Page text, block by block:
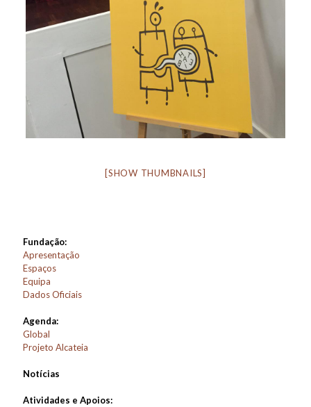
[SHOW THUMBNAILS]
Fundação:
Apresentação
Espaços
Equipa
Dados Oficiais
Agenda:
Global
Projeto Alcateia
Notícias
Atividades e Apoios: